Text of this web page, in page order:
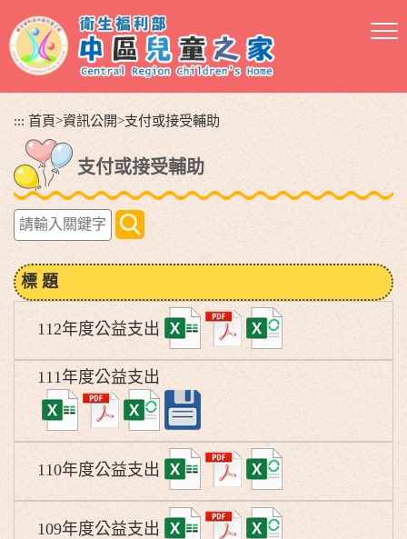
到
主
::: 首頁>資訊公開>支付或接受輔助
支付或接受輔助
請
輸
關
鍵
標 題
112年度公益支出
111年度公益支出
110年度公益支出
109年度公益支出